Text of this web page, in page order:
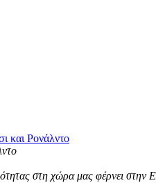
και Ρονάλντο
στη χώρα μας φέρνει στην